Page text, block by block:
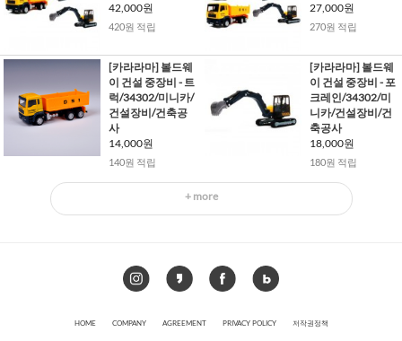
42,000원
420원 적립
27,000원
270원 적립
[카라라마] 볼드웨
이 건설 중장비 - 트
럭/34302/미니카/
건설장비/건축공
사
14,000원
140원 적립
[카라라마] 볼드웨
이 건설 중장비 - 포
크레인/34302/미
니카/건설장비/건
축공사
18,000원
180원 적립
+ more
HOME COMPANY AGREEMENT PRIVACY POLICY 저작권정책